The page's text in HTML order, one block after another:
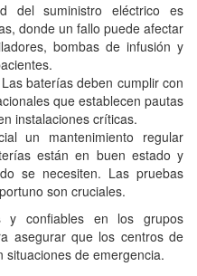
del suministro eléctrico es
donde un fallo puede afectar
bombas de infusión y
baterías deben cumplir con
que establecen pautas
instalaciones críticas.
un mantenimiento regular
están en buen estado y
se necesiten. Las pruebas
son cruciales.
y confiables en los grupos
asegurar que los centros de
de emergencia.